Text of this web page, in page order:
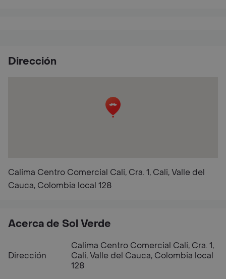
Dirección
Calima Centro Comercial Cali, Cra. 1, Cali, Valle del
Cauca, Colombia local 128
Acerca de Sol Verde
Dirección
Calima Centro Comercial Cali, Cra. 1,
Cali, Valle del Cauca, Colombia local
128